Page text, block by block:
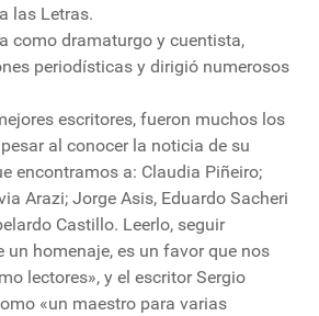
las Letras.
como dramaturgo y cuentista,
periodísticas y dirigió numerosos
escritores, fueron muchos los
al conocer la noticia de su
encontramos a: Claudia Piñeiro;
Arazi; Jorge Asis, Eduardo Sacheri
Castillo. Leerlo, seguir
un homenaje, es un favor que nos
lectores», y el escritor Sergio
«un maestro para varias